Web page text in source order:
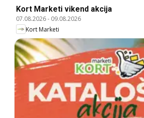
Kort Marketi vikend akcija
07.08.2026- 09.08.2026
Kort Marketi